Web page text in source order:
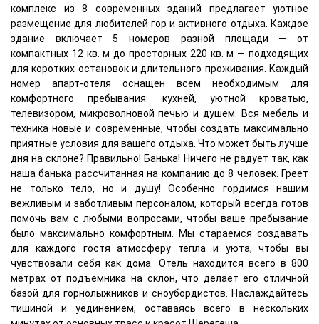
комплекс из 8 современных зданий предлагает уютное
размещение для любителей гор и активного отдыха. Каждое
здание включает 5 номеров разной площади — от
компактных 12 кв. м до просторных 220 кв. м — подходящих
для коротких остановок и длительного проживания. Каждый
номер апарт-отеля оснащен всем необходимым для
комфортного пребывания: кухней, уютной кроватью,
телевизором, микроволновой печью и душем. Вся мебель и
техника новые и современные, чтобы создать максимально
приятные условия для вашего отдыха. Что может быть лучше
дня на склоне? Правильно! Банька! Ничего не радует так, как
наша банька рассчитанная на компанию до 8 человек. Греет
не только тело, но и душу! Особенно гордимся нашим
вежливым и заботливым персоналом, который всегда готов
помочь вам с любыми вопросами, чтобы ваше пребывание
было максимально комфортным. Мы стараемся создавать
для каждого гостя атмосферу тепла и уюта, чтобы вы
чувствовали себя как дома. Отель находится всего в 800
метрах от подъемника на склон, что делает его отличной
базой для горнолыжников и сноубордистов. Наслаждайтесь
тишиной и уединением, оставаясь всего в нескольких